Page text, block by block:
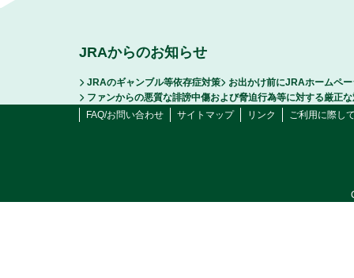
JRAからのお知らせ
JRAのギャンブル等依存症対策
お出かけ前にJRAホームペ
ファンからの悪質な誹謗中傷および脅迫行為等に対する厳正
FAQ/お問い合わせ
サイトマップ リンク ご利用に際し